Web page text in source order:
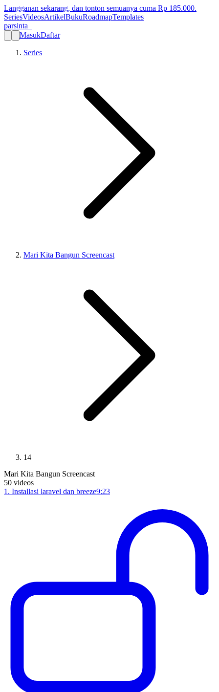
Langganan sekarang, dan tonton semuanya cuma Rp 185.000.
SeriesVideosArtikelBukuRoadmapTemplates
parsinta_
MasukDaftar
Series
Mari Kita Bangun Screencast
14
Mari Kita Bangun Screencast
50 videos
1 . Installasi laravel dan breeze9:23